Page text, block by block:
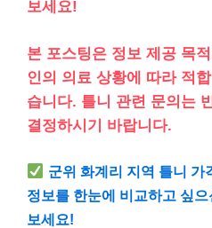
보세요!
본 포스팅은 정보 제공 목
인의 의료 상황에 따라 적
습니다. 틀니 관련 문의는
결정하시기 바랍니다.
군위 화계리 지역 틀니 가
정보를 한눈에 비교하고 싶
보세요!